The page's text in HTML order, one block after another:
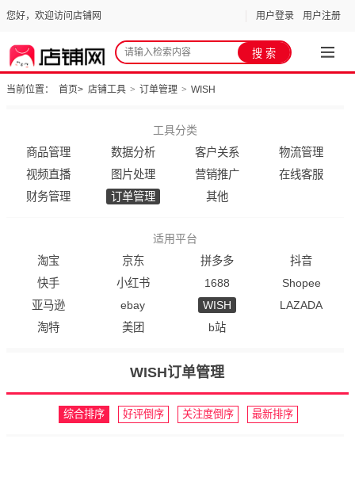
您好，欢迎访问店铺网 用户登录 用户注册
当前位置： 首页> 店铺工具 > 订单管理 > WISH
工具分类
商品管理
数据分析 客户关系
物流管理
视频直播
图片处理 营销推广
在线客服
财务管理
订单管理 其他
适用平台
淘宝
京东 拼多多
抖音
快手
小红书 1688
Shopee
亚马逊
ebay WISH
LAZADA
淘特
美团 b站
WISH订单管理
综合排序 好评倒序 关注度倒序 最新排序